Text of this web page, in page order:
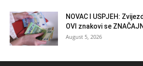
NOVAC I USPJEH:
OVI znakovi se
August 5, 2026